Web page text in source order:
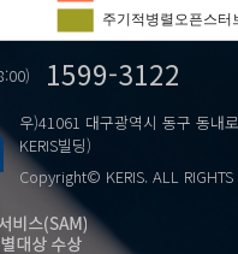
주기적병렬오픈스터
1599-3122
우)41061 대구광역시 동구 동내
KERIS빌딩)
Copyright© KERIS. ALL RIGHTS